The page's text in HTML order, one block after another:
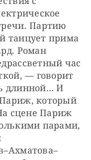
Партию
танцует прима
Роман
час
— говорит
длинной… И
который
сцене Париж
парами,